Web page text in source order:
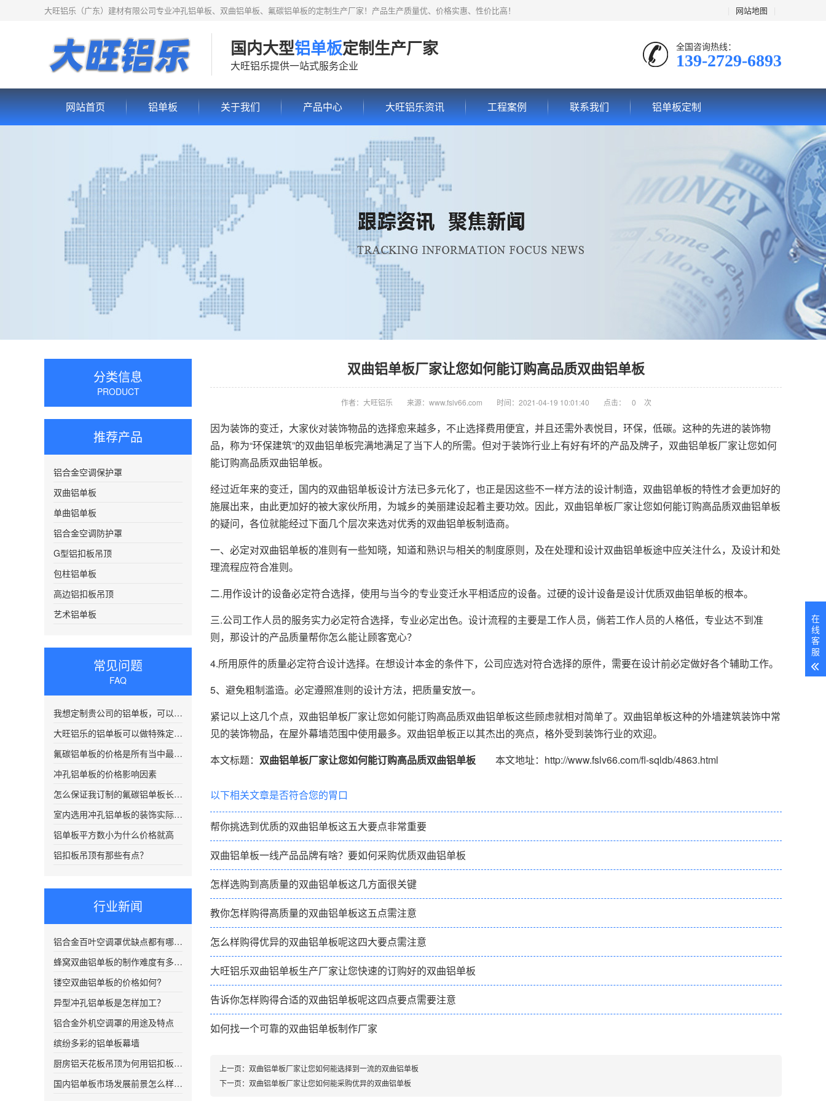
网站地图
大旺铝乐（广东）建材有限公司专业冲孔铝单板、双曲铝单板、氟碳铝单板的定制生产厂家！产品生产质量优、价格实惠、性价比高！
国内大型铝单板定制生产厂家
大旺铝乐提供一站式服务企业
全国咨询热线：
139-2729-6893
网站首页 铝单板 关于我们 产品中心 大旺铝乐资讯 工程案例 联系我们 铝单板定制
分类信息
PRODUCT
推荐产品
铝合金空调保护罩
双曲铝单板
单曲铝单板
铝合金空调防护罩
G型铝扣板吊顶
包柱铝单板
高边铝扣板吊顶
艺术铝单板
常见问题
FAQ
我想定制贵公司的铝单板，可以给我送货吗？
大旺铝乐的铝单板可以做特殊定制吗?
氟碳铝单板的价格是所有当中最贵的吗
冲孔铝单板的价格影响因素
怎么保证我订制的氟碳铝单板长途运输不出现质量问题
室内选用冲孔铝单板的装饰实际效果会好?
铝单板平方数小为什么价格就高
铝扣板吊顶有那些有点？
行业新闻
铝合金百叶空调罩优缺点都有哪些？
蜂窝双曲铝单板的制作难度有多复杂？
镂空双曲铝单板的价格如何?
异型冲孔铝单板是怎样加工？
铝合金外机空调罩的用途及特点
缤纷多彩的铝单板幕墙
厨房铝天花板吊顶为何用铝扣板吊顶
国内铝单板市场发展前景怎么样呢?
双曲铝单板厂家让您如何能订购高品质双曲铝单板
作者：大旺铝乐 来源：www.fslv66.com 时间：2021-04-19 10:01:40 点击： 0 次
因为装饰的变迁，大家伙对装饰物品的选择愈来越多，不止选择费用便宜，并且还需外表悦目，环保，低碳。这种的先进的装饰物
品，称为“环保建筑”的双曲铝单板完满地满足了当下人的所需。但对于装饰行业上有好有坏的产品及牌子，双曲铝单板厂家让您如何
能订购高品质双曲铝单板。
经过近年来的变迁，国内的双曲铝单板设计方法已多元化了，也正是因这些不一样方法的设计制造， 双曲铝单板的特性才会更加好的
施展出来，由此更加好的被大家伙所用，为城乡的美丽建设起着主要功效。因此，双曲铝单板厂家让您如何能订购高品质双曲铝单板
的疑问，各位就能经过下面几个层次来选对优秀的双曲铝单板制造商。
一、必定对双曲铝单板的准则有一些知晓，知道和熟识与相关的制度原则，及在处理和设计双曲铝单板途中应关注什么，及设计和处
理流程应符合准则。
二.用作设计的设备必定符合选择，使用与当今的专业变迁水平相适应的设备。过硬的设计设备是设计优质双曲铝单板的根本。
三.公司工作人员的服务实力必定符合选择，专业必定出色。设计流程的主要是工作人员，倘若工作人员的人格低，专业达不到准
则，那设计的产品质量帮你怎么能让顾客宽心？
4.所用原件的质量必定符合设计选择。在想设计本金的条件下，公司应选对符合选择的原件，需要在设计前必定做好各个辅助工作。
5、避免粗制滥造。必定遵照准则的设计方法，把质量安放一。
紧记以上这几个点，双曲铝单板厂家让您如何能订购高品质双曲铝单板这些顾虑就相对简单了。双曲铝单板这种的外墙建筑装饰中常
见的装饰物品，在屋外幕墙范围中使用最多。双曲铝单板正以其杰出的亮点，格外受到装饰行业的欢迎。
本文标题： 双曲铝单板厂家让您如何能订购高品质双曲铝单板 本文地址：http://www.fslv66.com/fl-sqldb/4863.html
以下相关文章是否符合您的胃口
帮你挑选到优质的双曲铝单板这五大要点非常重要
双曲铝单板一线产品品牌有啥？要如何采购优质双曲铝单板
怎样选购到高质量的双曲铝单板这几方面很关键
教你怎样购得高质量的双曲铝单板这五点需注意
怎么样购得优异的双曲铝单板呢这四大要点需注意
大旺铝乐双曲铝单板生产厂家让您快速的订购好的双曲铝单板
告诉你怎样购得合适的双曲铝单板呢这四点要点需要注意
如何找一个可靠的双曲铝单板制作厂家
上一页： 双曲铝单板厂家让您如何能选择到一流的双曲铝单板
下一页： 双曲铝单板厂家让您如何能采购优异的双曲铝单板
在
线
客
服